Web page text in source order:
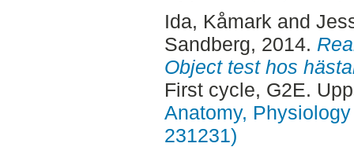
Ida, Kåmark and
Sandberg, 2014.
Object test hos
First cycle, G2E.
Anatomy,
231231)